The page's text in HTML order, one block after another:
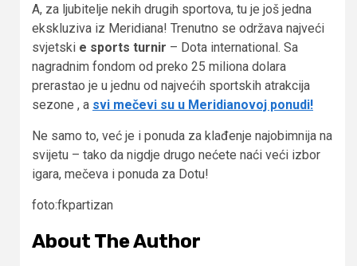
A, za ljubitelje nekih drugih sportova, tu je još jedna
ekskluziva iz Meridiana! Trenutno se održava najveći
svjetski e sports turnir – Dota international. Sa
nagradnim fondom od preko 25 miliona dolara
prerastao je u jednu od najvećih sportskih atrakcija
sezone , a svi mečevi su u Meridianovoj ponudi!
Ne samo to, već je i ponuda za klađenje najobimnija na
svijetu – tako da nigdje drugo nećete naći veći izbor
igara, mečeva i ponuda za Dotu!
foto:fkpartizan
About The Author